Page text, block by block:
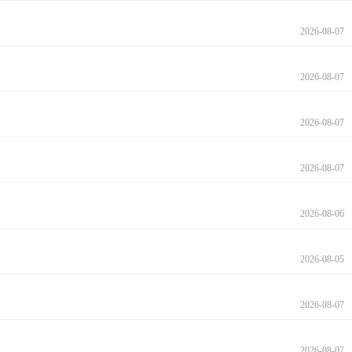
2026-08-07
2026-08-07
2026-08-07
2026-08-07
2026-08-06
2026-08-05
2026-08-07